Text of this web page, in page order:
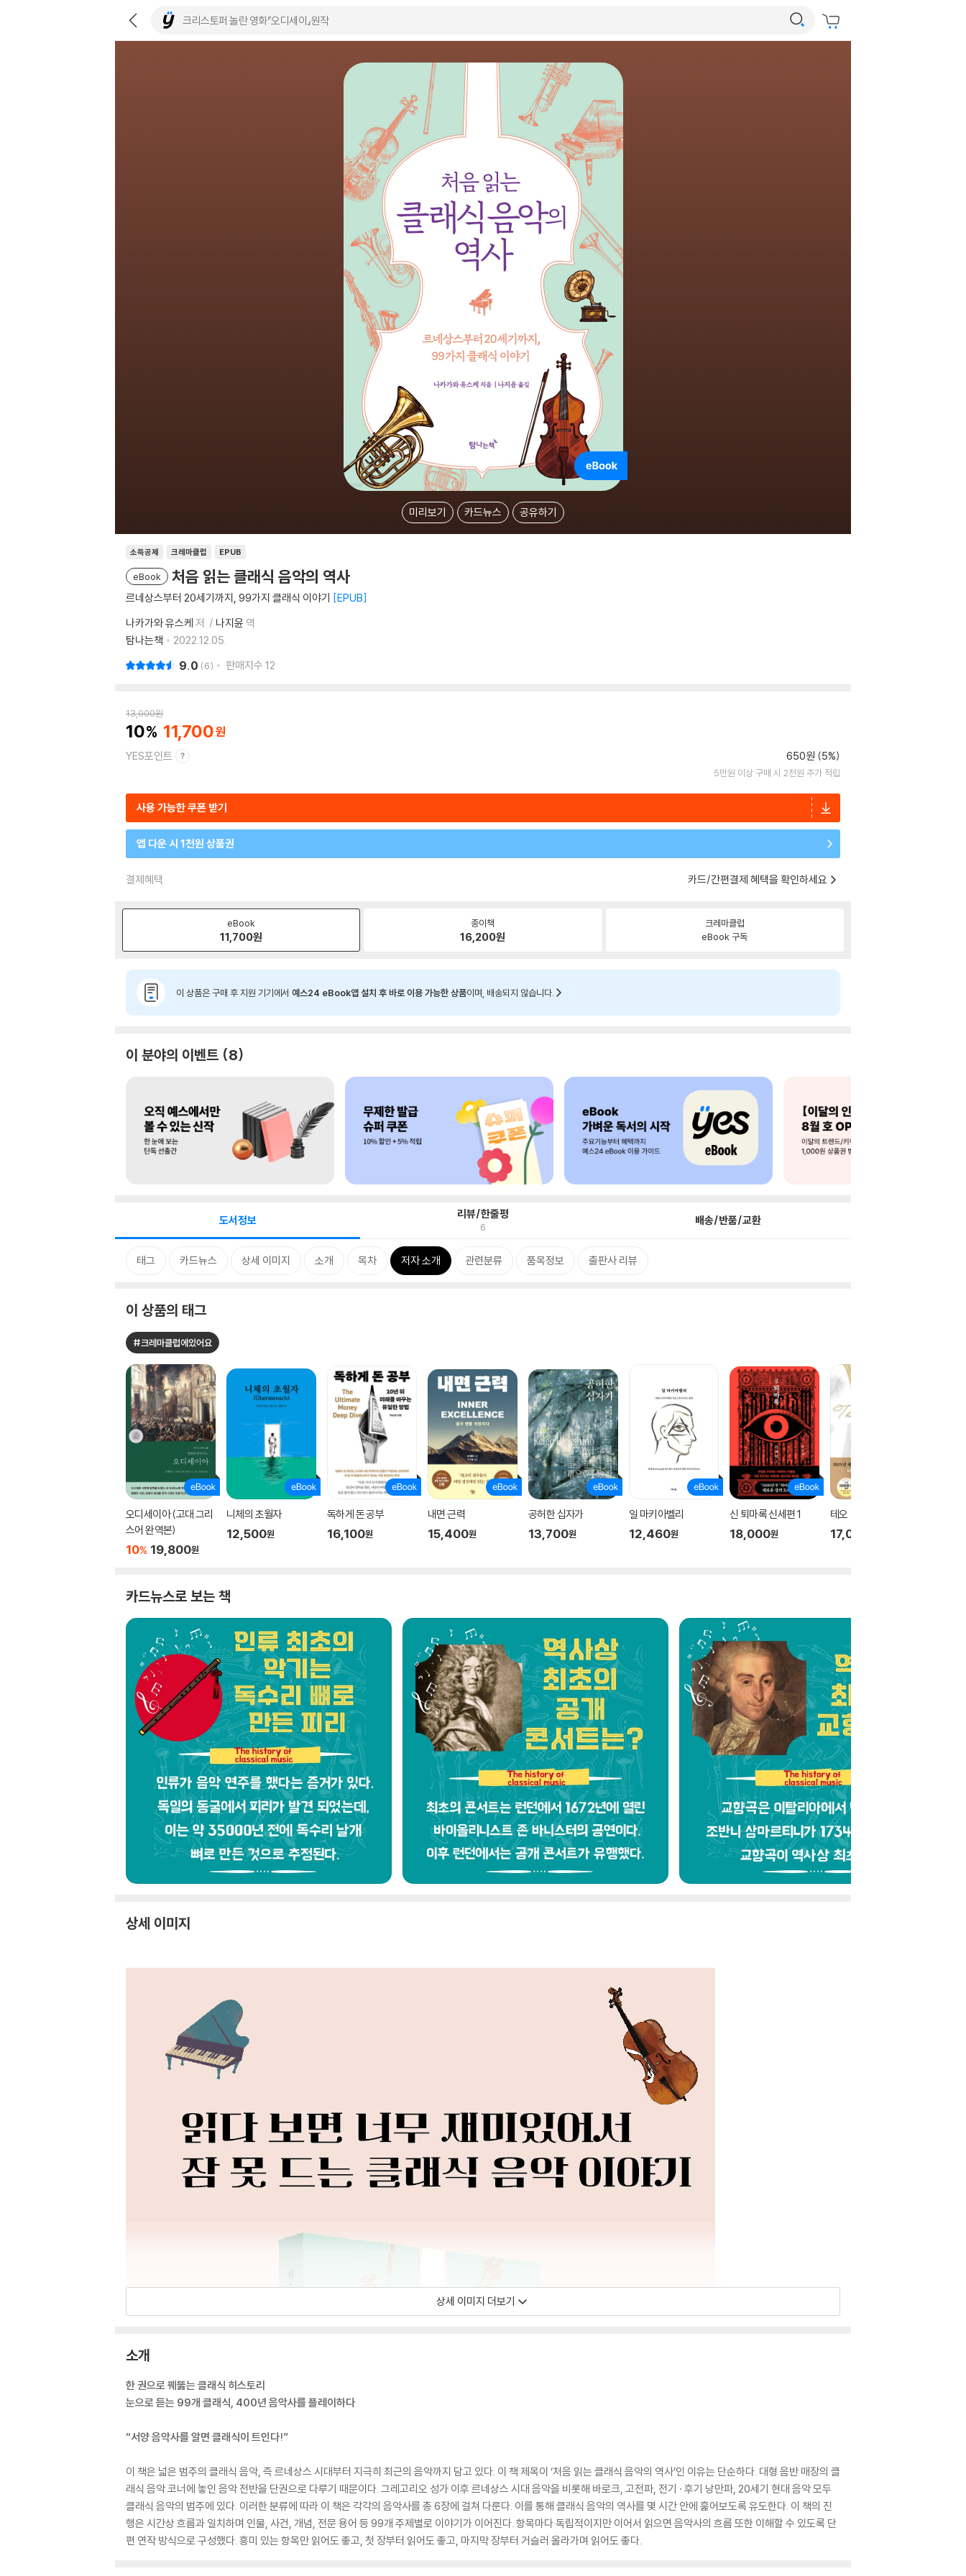
미리보기 카드뉴스 공유하기
소득공제 크레마클럽 EPUB
eBook 처음 읽는 클래식 음악의 역사
르네상스부터 20세기까지, 99가지 클래식 이야기 EPUB
나카가와 유스케 저 나지윤 역
탐나는책
2022.12.05.
9.0 6 판매지수 12
13,000원
10 11,700
YES포인트 650원 (5%)
5만원 이상 구매 시 2천원 추가 적립
사용 가능한 쿠폰 받기
앱 다운 시 1천원 상품권
결제혜택 카드/간편결제 혜택을 확인하세요
eBook
11,700원
종이책
16,200원
크레마클럽
eBook 구독
이 상품은 구매 후 지원 기기에서 예스24 eBook앱 설치 후 바로 이용 가능한 상품이며, 배송되지 않습니다.
이 분야의 이벤트 8
도서정보 리뷰/한줄평
6 배송/반품/교환
태그 카드뉴스 상세 이미지 소개 목차 저자 소개 관련분류 품목정보 출판사 리뷰
이 상품의 태그
#크레마클럽에있어요
오디세이아 (고대 그리
스어 완역본)
10% 19,800원
니체의 초월자
12,500원
독하게 돈 공부
16,100원
내면 근력
15,400원
공허한 십자가
13,700원
일 마키아벨리
12,460원
신 퇴마록 신세편 1
18,000원
테오
17,000
카드뉴스로 보는 책
상세 이미지
상세 이미지 더보기
소개
한 권으로 꿰뚫는 클래식 히스토리
눈으로 듣는 99개 클래식, 400년 음악사를 플레이하다
“서양 음악사를 알면 클래식이 트인다!”
이 책은 넓은 범주의 클래식 음악, 즉 르네상스 시대부터 지극히 최근의 음악까지 담고 있다. 이 책 제목이 ‘처음 읽는 클래식 음악의 역사’인 이유는 단순하다. 대형 음반 매장의 클
래식 음악 코너에 놓인 음악 전반을 단권으로 다루기 때문이다. 그레고리오 성가 이후 르네상스 시대 음악을 비롯해 바로크, 고전파, 전기 · 후기 낭만파, 20세기 현대 음악 모두
클래식 음악의 범주에 있다. 이러한 분류에 따라 이 책은 각각의 음악사를 총 6장에 걸쳐 다룬다. 이를 통해 클래식 음악의 역사를 몇 시간 안에 훑어보도록 유도한다. 이 책의 진
행은 시간상 흐름과 일치하며 인물, 사건, 개념, 전문 용어 등 99개 주제별로 이야기가 이어진다. 항목마다 독립적이지만 이어서 읽으면 음악사의 흐름 또한 이해할 수 있도록 단
편 연작 방식으로 구성했다. 흥미 있는 항목만 읽어도 좋고, 첫 장부터 읽어도 좋고, 마지막 장부터 거슬러 올라가며 읽어도 좋다.